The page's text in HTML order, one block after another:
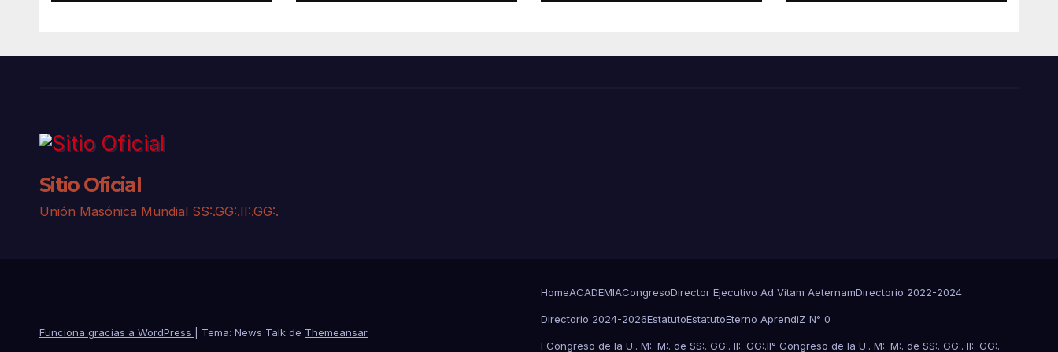
Sitio Oficial
Unión Masónica Mundial SS:.GG:.II:.GG:.
Funciona gracias a WordPress Tema: News Talk de Themeansar
HomeACADEMIACongresoDirector Ejecutivo Ad Vitam AeternamDirectorio 2022-2024
Directorio 2024-2026EstatutoEstatutoEterno AprendiZ N° 0
I Congreso de la U:. M:. M:. de SS:. GG:. II:. GG:.II° Congreso de la U:. M:. M:. de SS:. GG:. II:. GG:.